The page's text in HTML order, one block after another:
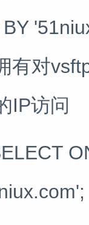
有对
IP访问